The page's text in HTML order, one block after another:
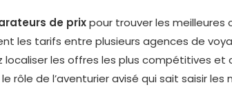
de prixpour trouver les meilleures
les tarifs entre plusieurs agences de
localiser les offres les plus compétitives et
rôle de l’aventurier avisé qui sait saisir